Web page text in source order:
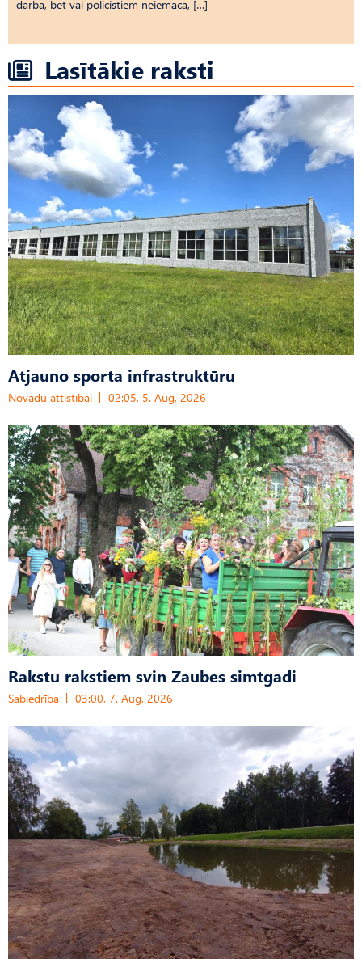
darbā, bet vai policistiem neiemāca, […]
Lasītākie raksti
Atjauno sporta infrastruktūru
Novadu attīstībai 02:05, 5. Aug, 2026
Rakstu rakstiem svin Zaubes simtgadi
Sabiedrība 03:00, 7. Aug, 2026